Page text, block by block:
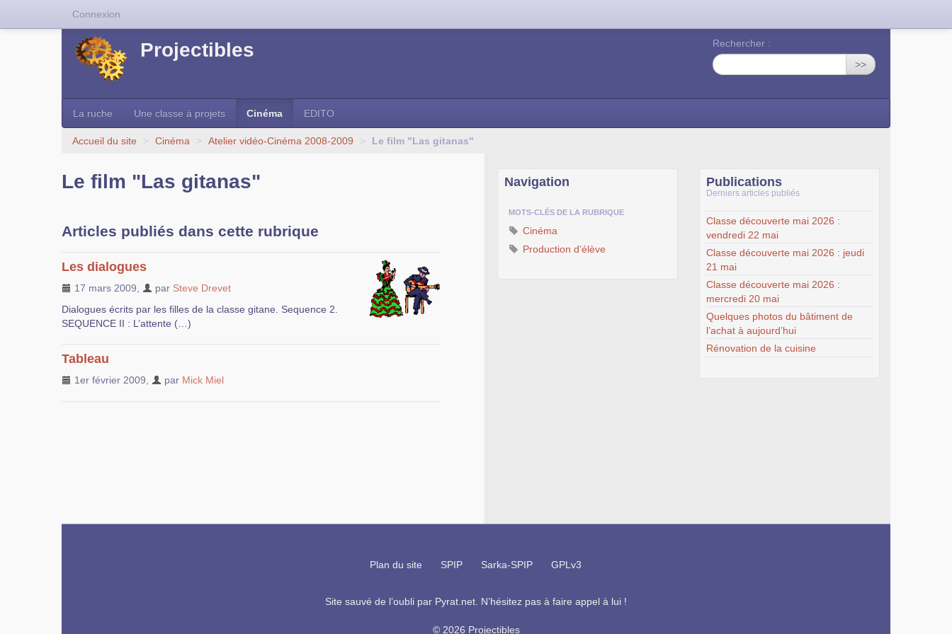
Projectibles
Rechercher :
>>
La ruche Une classe à projets Cinéma EDITO
Accueil du site > Cinéma > Atelier vidéo-Cinéma 2008-2009 > Le film "Las gitanas"
Le film "Las gitanas"
Articles publiés dans cette rubrique
Les dialogues
17 mars 2009 par Steve Drevet
Dialogues écrits par les filles de la classe gitane. Sequence 2.
SEQUENCE II : L’attente (…)
Tableau
1er février 2009 par Mick Miel
Navigation
MOTS-CLÉS DE LA RUBRIQUE
Cinéma
Production d’élève
Publications
Derniers articles publiés
Classe découverte mai 2026 :
vendredi 22 mai
Classe découverte mai 2026 : jeudi
21 mai
Classe découverte mai 2026 :
mercredi 20 mai
Quelques photos du bâtiment de
l’achat à aujourd’hui
Rénovation de la cuisine
Plan du site SPIP Sarka-SPIP GPLv3
Site sauvé de l’oubli par Pyrat.net . N’hésitez pas à faire appel à lui !
© 2026 Projectibles
Connexion